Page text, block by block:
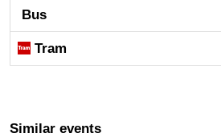
Bus
Tram
Similar events